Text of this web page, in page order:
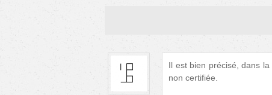
Il est bien précisé, dans
non certifiée.